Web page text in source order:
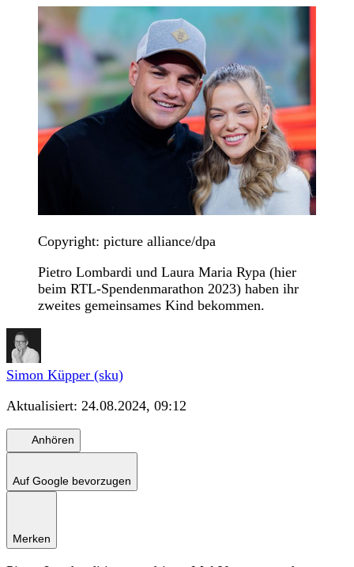
Copyright: picture alliance/dpa
Pietro Lombardi und Laura Maria Rypa (hier
beim RTL-Spendenmarathon 2023) haben ihr
zweites gemeinsames Kind bekommen.
Simon Küpper (sku)
Aktualisiert: 24.08.2024, 09:12
Anhören
Auf Google bevorzugen
Merken